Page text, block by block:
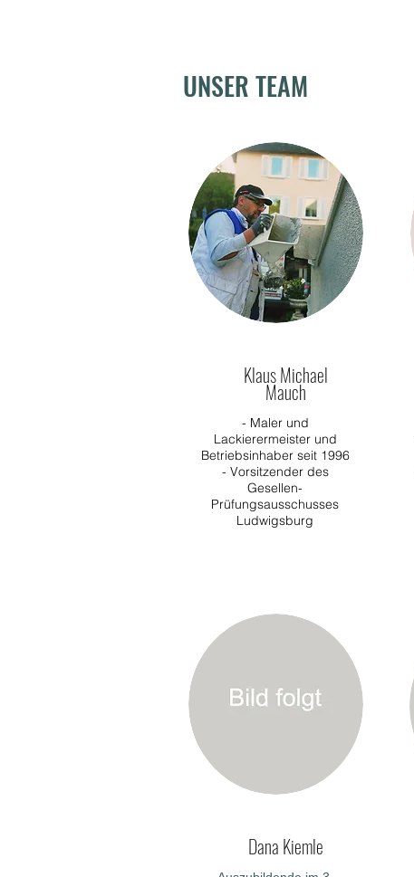
UNSER TEAM
Klaus Michael
Mauch
- Maler und
Lackierermeister und
Betriebsinhaber seit 1996
- Vorsitzender des
Gesellen-
Prüfungsausschusses
Ludwigsburg
Dana Kiemle